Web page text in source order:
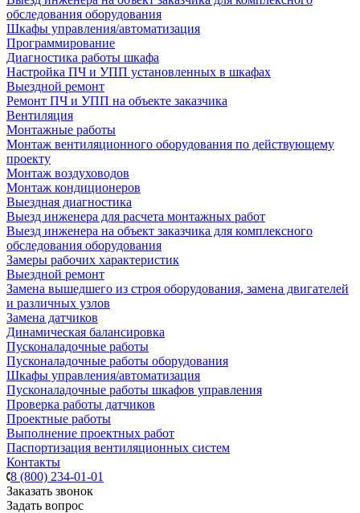
обследования оборудования
Шкафы управления/автоматизация
Программирование
Диагностика работы шкафа
Настройка ПЧ и УПП установленных в шкафах
Выездной ремонт
Ремонт ПЧ и УПП на объекте заказчика
Вентиляция
Монтажные работы
Монтаж вентиляционного оборудования по действующему
проекту
Монтаж воздуховодов
Монтаж кондиционеров
Выездная диагностика
Выезд инженера для расчета монтажных работ
Выезд инженера на объект заказчика для комплексного
обследования оборудования
Замеры рабочих характеристик
Выездной ремонт
Замена вышедшего из строя оборудования, замена двигателей
и различных узлов
Замена датчиков
Динамическая балансировка
Пусконаладочные работы
Пусконаладочные работы оборудования
Шкафы управления/автоматизация
Пусконаладочные работы шкафов управления
Проверка работы датчиков
Проектные работы
Выполнение проектных работ
Паспортизация вентиляционных систем
Контакты
8 (800) 234-01-01
Заказать звонок
Задать вопрос